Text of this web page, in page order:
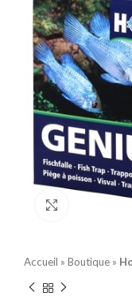
Accueil » Boutique »